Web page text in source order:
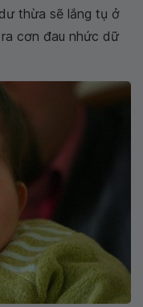
thừa sẽ lắng tụ ở
cơn đau nhức dữ